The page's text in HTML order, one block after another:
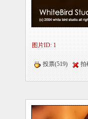
图片ID: 1
投票(519) 拍